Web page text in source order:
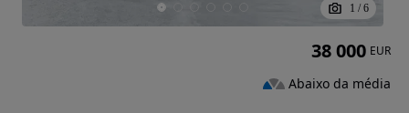
1 / 6
38 000 EUR
Abaixo da média